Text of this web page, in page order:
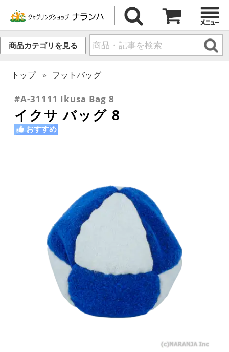
商品カテゴリを見る
トップ フットバッグ
#A-31111 Ikusa Bag 8
イクサ バッグ 8
おすすめ